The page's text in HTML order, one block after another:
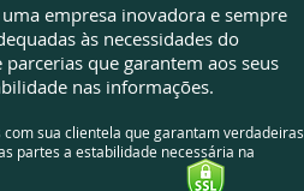
empresa inovadora e sempre
às necessidades do
que garantem aos seus
nas informações.
sua clientela que garantam verdadeiras
partes a estabilidade necessária na